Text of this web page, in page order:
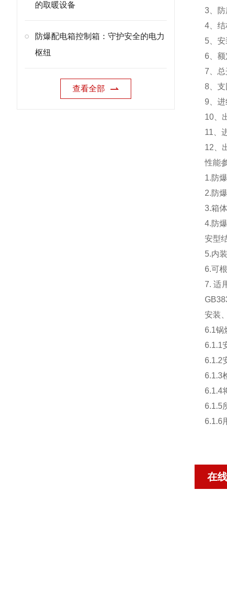
的取暖设备
防爆配电箱控制箱：守护安全的电力
枢纽
查看全部
3、
4、
5、
6、
7、
8、
9、进
10、
11、
12、
性能
1.防
2.防
3.箱
4.防
安型
5.内
6.可
7.
安装
6.1锅
6.1.1
6.1.2
6.1.3
6.1.4
6.1.5
6.1.6
在